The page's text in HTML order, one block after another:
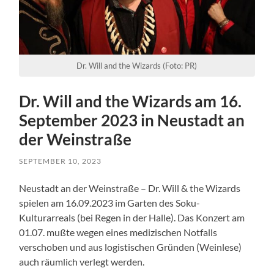
Dr. Will and the Wizards (Foto: PR)
Dr. Will and the Wizards am 16.
September 2023 in Neustadt an
der Weinstraße
SEPTEMBER 10, 2023
Neustadt an der Weinstraße – Dr. Will & the Wizards
spielen am 16.09.2023 im Garten des Soku-
Kulturarreals (bei Regen in der Halle). Das Konzert am
01.07. mußte wegen eines medizischen Notfalls
verschoben und aus logistischen Gründen (Weinlese)
auch räumlich verlegt werden.